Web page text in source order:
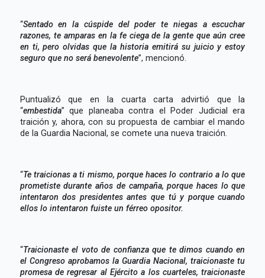
“Sentado en la cúspide del poder te niegas a escuchar
razones, te amparas en la fe ciega de la gente que aún cree
en ti, pero olvidas que la historia emitirá su juicio y estoy
seguro que no será benevolente”, mencionó.
Puntualizó que en la cuarta carta advirtió que la
“embestida” que planeaba contra el Poder Judicial era
traición y, ahora, con su propuesta de cambiar el mando
de la Guardia Nacional, se comete una nueva traición.
“Te traicionas a ti mismo, porque haces lo contrario a lo que
prometiste durante años de campaña, porque haces lo que
intentaron dos presidentes antes que tú y porque cuando
ellos lo intentaron fuiste un férreo opositor.
“Traicionaste el voto de confianza que te dimos cuando en
el Congreso aprobamos la Guardia Nacional, traicionaste tu
promesa de regresar al Ejército a los cuarteles, traicionaste